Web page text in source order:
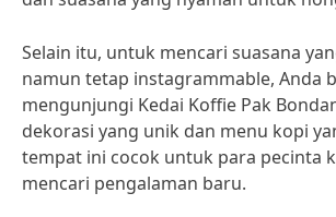
Selain itu, untuk mencari suasana
namun tetap instagrammable, Anda
mengunjungi Kedai Koffie Pak
dekorasi yang unik dan menu kopi
tempat ini cocok untuk para pecinta
mencari pengalaman baru.